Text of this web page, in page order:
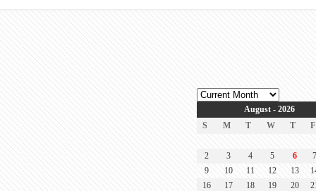
August - 2026
S
M T W T F
2 3 4 5 6
9
10 11 12 13
16
17 18 19 20